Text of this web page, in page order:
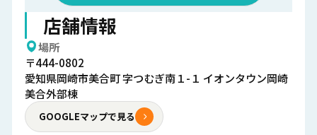
店舗情報
場所
〒444-0802
愛知県岡崎市美合町 字つむぎ南１-１ イオンタウン岡崎
美合外部棟
GOOGLEマップで見る